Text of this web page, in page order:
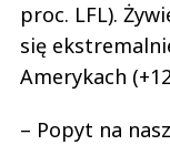
proc. LFL).
się
Amerykach
– Popyt na